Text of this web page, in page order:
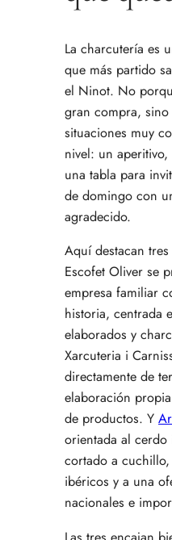
La charcutería es
que más partido
el Ninot. No
gran compra,
situaciones muy
nivel: un
una tabla para
de domingo con
agradecido.
Aquí destacan
Escofet Oliver se
empresa familiar
historia, centrada
elaborados y
Xarcuteria i
directamente de
elaboración
de productos. Y
orientada al
cortado a
ibéricos y a una
nacionales e